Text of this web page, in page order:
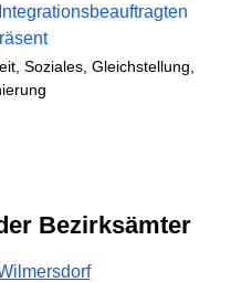
Soziales, Gleichstellung,
Bezirksämter